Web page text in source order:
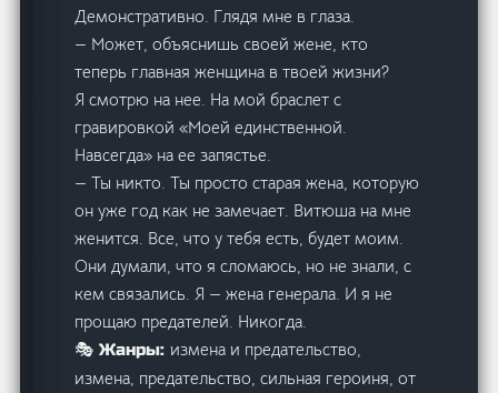
Демонстративно. Глядя мне в глаза.
— Может, объяснишь своей жене, кто
теперь главная женщина в твоей жизни?
Я смотрю на нее. На мой браслет с
гравировкой «Моей единственной.
Навсегда» на ее запястье.
— Ты никто. Ты просто старая жена, которую
он уже год как не замечает. Витюша на мне
женится. Все, что у тебя есть, будет моим.
Они думали, что я сломаюсь, но не знали, с
кем связались. Я — жена генерала. И я не
прощаю предателей. Никогда.
🎭 Жанры:измена и предательство,
измена, предательство, сильная героиня, от